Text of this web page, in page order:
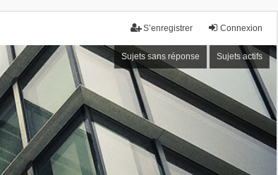
Connexion
S’enregistrer
Sujets sans réponse Sujets actifs